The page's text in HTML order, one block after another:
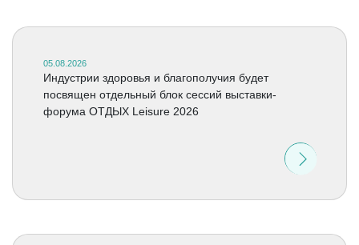
05.08.2026
Индустрии здоровья и благополучия будет
посвящен отдельный блок сессий выставки-
форума ОТДЫХ Leisure 2026